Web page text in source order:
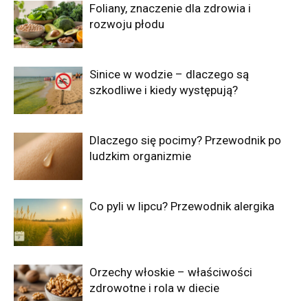
Foliany, znaczenie dla zdrowia i
rozwoju płodu
Sinice w wodzie – dlaczego są
szkodliwe i kiedy występują?
Dlaczego się pocimy? Przewodnik po
ludzkim organizmie
Co pyli w lipcu? Przewodnik alergika
Orzechy włoskie – właściwości
zdrowotne i rola w diecie